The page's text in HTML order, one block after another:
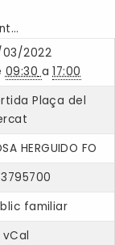
03/2022
09:30 a17:00
Plaça del
HERGUIDO FO
familiar
vCal